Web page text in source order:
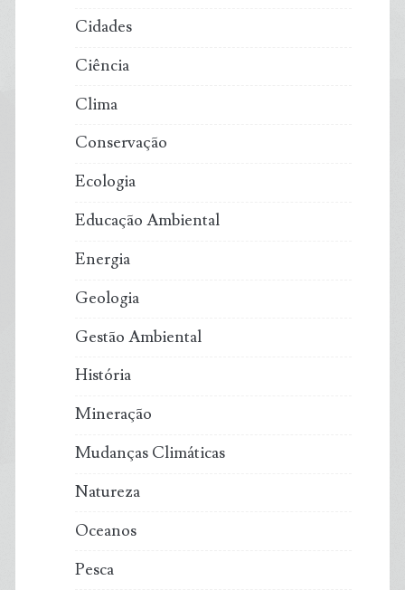
Cidades
Ciência
Clima
Conservação
Ecologia
Educação Ambiental
Energia
Geologia
Gestão Ambiental
História
Mineração
Mudanças Climáticas
Natureza
Oceanos
Pesca